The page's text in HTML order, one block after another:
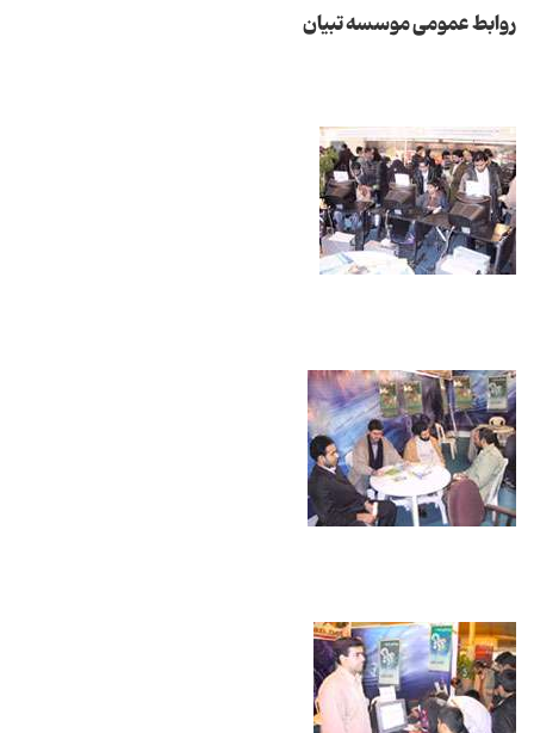
روابط عمومی موسسه تبیان